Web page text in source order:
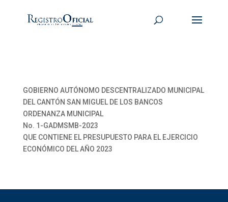
GOBIERNO AUTÓNOMO DESCENTRALIZADO MUNICIPAL
DEL CANTÓN SAN MIGUEL DE LOS BANCOS
ORDENANZA MUNICIPAL
No. 1-GADMSMB-2023
QUE CONTIENE EL PRESUPUESTO PARA EL EJERCICIO
ECONÓMICO DEL AÑO 2023